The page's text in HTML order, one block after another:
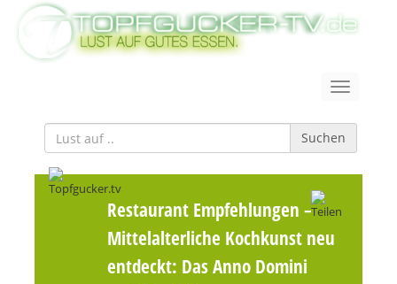
Suchen
Restaurant Empfehlungen –
Mittelalterliche Kochkunst neu
entdeckt: Das Anno Domini